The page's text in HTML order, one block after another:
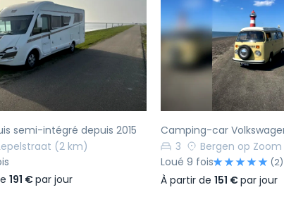
Suivant
semi-intégré depuis 2015
(2 km)
191 €par jour
Précédent
Camping-car
3
Bergen op Zoom
Loué 9 fois
(2)
À partir de151 €par jour